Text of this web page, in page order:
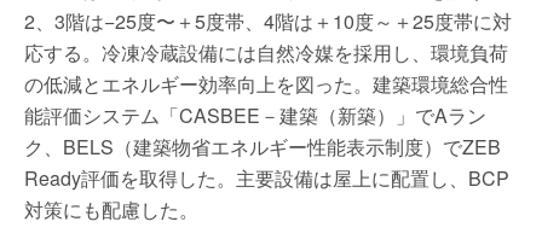
2、3階は−25度〜＋5度帯、4階は＋10度～＋25度帯に対
応する。冷凍冷蔵設備には自然冷媒を採用し、環境負荷
の低減とエネルギー効率向上を図った。建築環境総合性
能評価システム「CASBEE－建築（新築）」でAラン
ク、BELS（建築物省エネルギー性能表示制度）でZEB
Ready評価を取得した。主要設備は屋上に配置し、BCP
対策にも配慮した。